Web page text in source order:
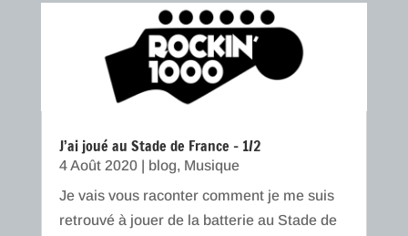
J’ai joué au Stade de France – 1/2
4 Août 2020| blog, Musique
Je vais vous raconter comment je me suis
retrouvé à jouer de la batterie au Stade de